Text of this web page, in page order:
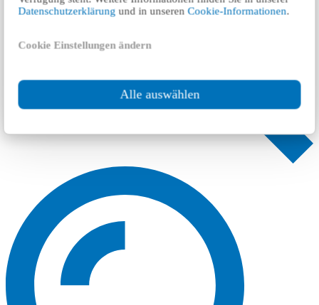
Datenschutzerklärung und in unserenCookie-Informationen.
Cookie Einstellungen ändern
Alle auswählen